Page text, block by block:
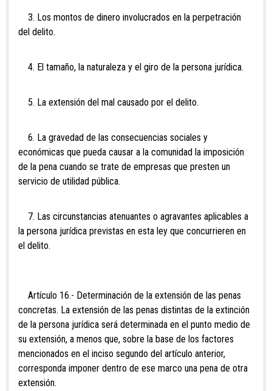
3. Los montos de dinero involucrados en la perpetración
del delito.
4. El tamaño, la naturaleza y el giro de la persona jurídica.
5. La extensión del mal causado por el delito.
6. La gravedad de las consecuencias sociales y
económicas que pueda causar a la comunidad la imposición
de la pena cuando se trate de empresas que presten un
servicio de utilidad pública.
7. Las circunstancias atenuantes o agravantes aplicables a
la persona jurídica previstas en esta ley que concurrieren en
el delito.
Artículo 16.- Determinación de la extensión de las penas
concretas. La extensión de las penas distintas de la extinción
de la persona jurídica será determinada en el punto medio de
su extensión, a menos que, sobre la base de los factores
mencionados en el inciso segundo del artículo anterior,
corresponda imponer dentro de ese marco una pena de otra
extensión.